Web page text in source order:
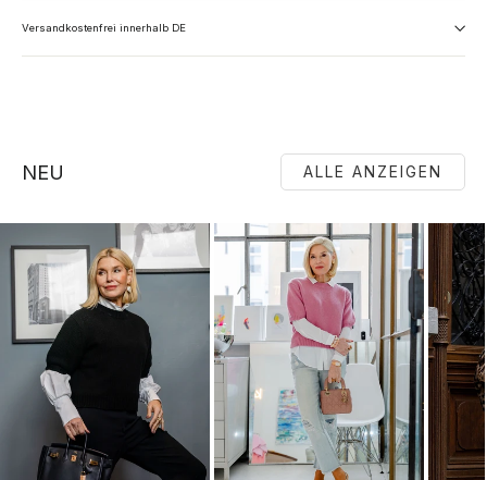
Versandkostenfrei innerhalb DE
NEU ALLE ANZEIGEN